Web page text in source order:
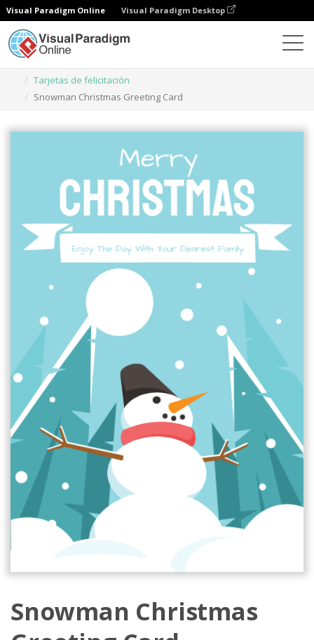
Visual Paradigm Online Visual Paradigm Desktop
Tarjetas de felicitación
Snowman Christmas Greeting Card
Snowman Christmas